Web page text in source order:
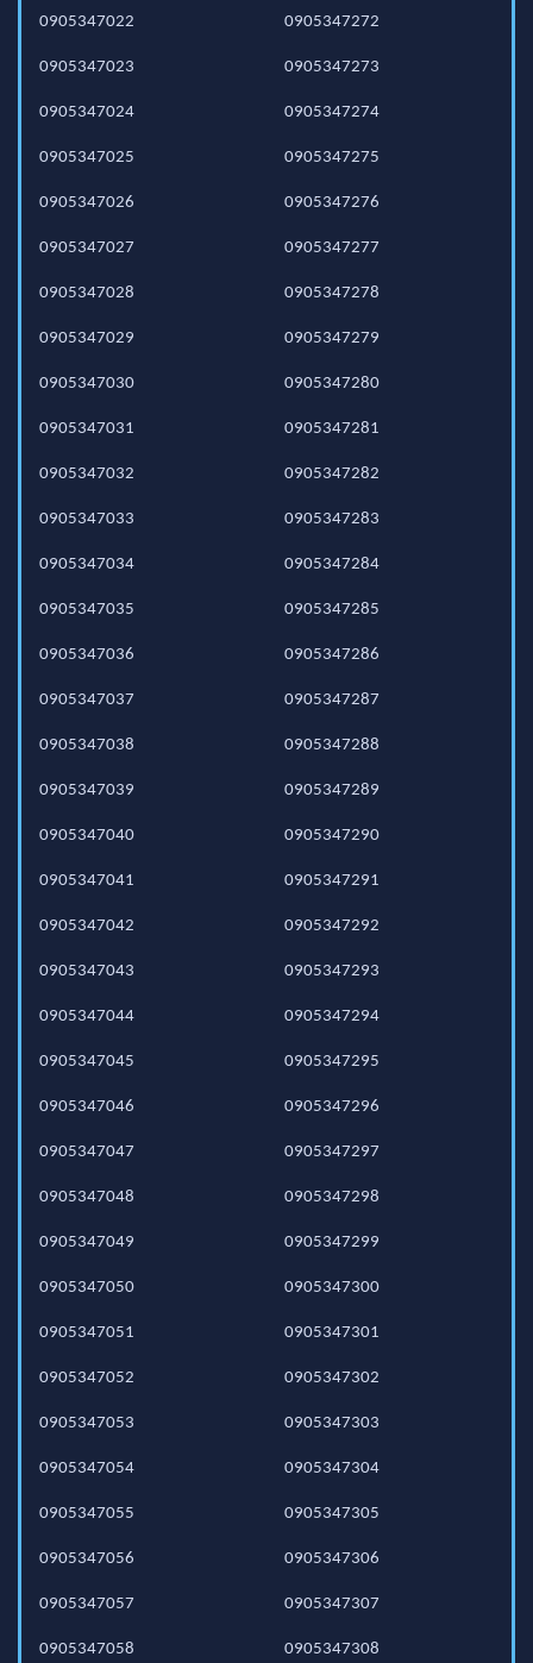
0905347022
0905347023
0905347024
0905347025
0905347026
0905347027
0905347028
0905347029
0905347030
0905347031
0905347032
0905347033
0905347034
0905347035
0905347036
0905347037
0905347038
0905347039
0905347040
0905347041
0905347042
0905347043
0905347044
0905347045
0905347046
0905347047
0905347048
0905347049
0905347050
0905347051
0905347052
0905347053
0905347054
0905347055
0905347056
0905347057
0905347058
0905347272
0905347273
0905347274
0905347275
0905347276
0905347277
0905347278
0905347279
0905347280
0905347281
0905347282
0905347283
0905347284
0905347285
0905347286
0905347287
0905347288
0905347289
0905347290
0905347291
0905347292
0905347293
0905347294
0905347295
0905347296
0905347297
0905347298
0905347299
0905347300
0905347301
0905347302
0905347303
0905347304
0905347305
0905347306
0905347307
0905347308